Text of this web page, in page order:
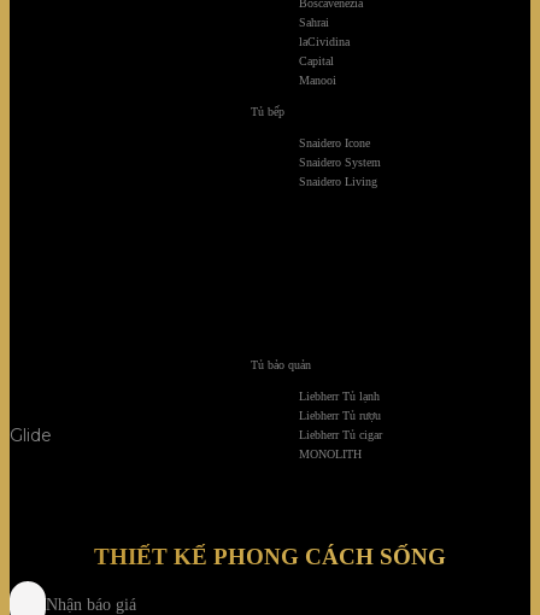
Boscavenezia
Sahrai
laCividina
Capital
Manooi
Tủ bếp
Snaidero Icone
Snaidero System
Snaidero Living
Tủ bảo quản
Liebherr Tủ lạnh
Liebherr Tủ rượu
Liebherr Tủ cigar
MONOLITH
Glide
THIẾT KẾ PHONG CÁCH SỐNG
Nhận báo giá